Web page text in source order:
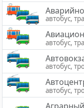
автобус,
автобус,
автобус,
автобус,